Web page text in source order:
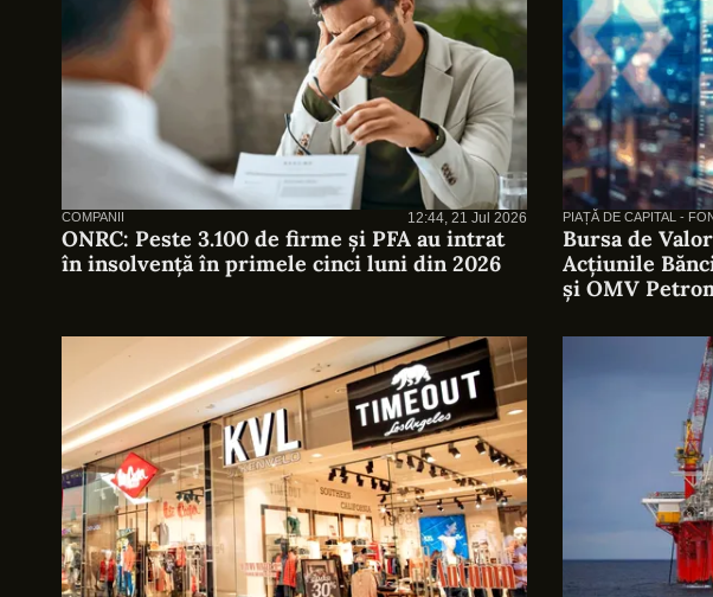
COMPANII 12:44, 21 Jul 2026
ONRC: Peste 3.100 de firme și PFA au intrat
în insolvență în primele cinci luni din 2026
PIAȚĂ DE CAPITAL -
Bursa de
Acțiunile
și OMV